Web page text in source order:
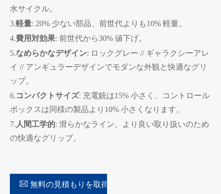
水サイクル。
3.軽量: 20% 少ない部品、前世代よりも10% 軽量。
4.費用対効果: 前世代から30% 値下げ。
5.なめらかなデザイン: ロックグレー // ギャラクシーアレ
イ // アンギュラーデザインでモダンな外観と快適なグリ
ップ。
6.コンパクトサイズ: 充電銃は15% 小さく、コントロール
ボックスは同様の製品より10% 小さくなります。
7. 人間工学的: 滑らかなライン、より良い取り扱いのため
の快適なグリップ。
 無料の見積もりを取得